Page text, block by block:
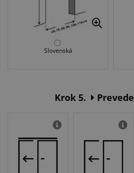
Slovenská
Krok 5.